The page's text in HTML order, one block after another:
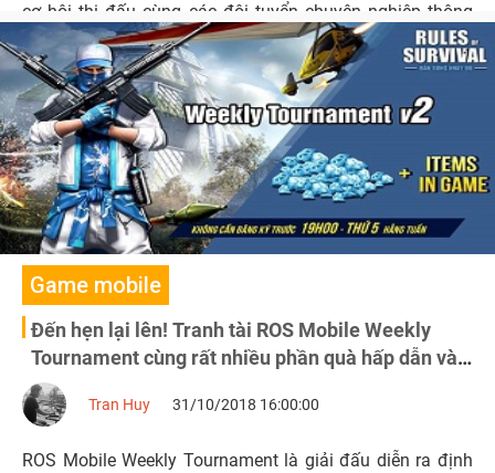
cơ hội thi đấu cùng các đội tuyển chuyên nghiệp thông
qua giải đấu Showmatch International Tournament với
tổng giải thưởng lên đến 30000 kim cương.
Game mobile
Đến hẹn lại lên! Tranh tài ROS Mobile Weekly
Tournament cùng rất nhiều phần quà hấp dẫn vào
19h ngày 1/11
Tran Huy 31/10/2018 16:00:00
ROS Mobile Weekly Tournament là giải đấu diễn ra định